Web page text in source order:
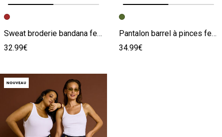
Image précédente
Image suivante
Sweat broderie bandana femme
32.99€
Image précédente
Image suivante
Pantalon barrel à pinces femme
34.99€